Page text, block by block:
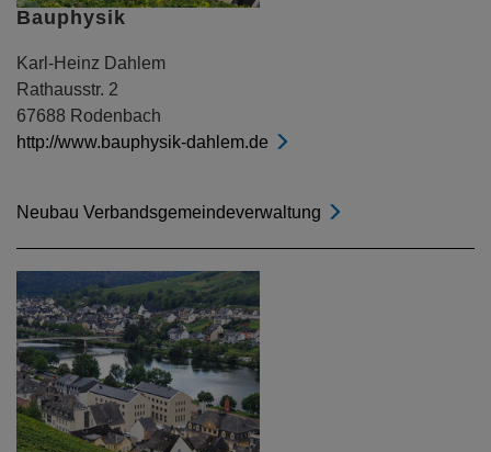
Bauphysik
Karl-Heinz Dahlem
Rathausstr. 2
67688 Rodenbach
http://www.bauphysik-dahlem.de
Neubau Verbandsgemeindeverwaltung